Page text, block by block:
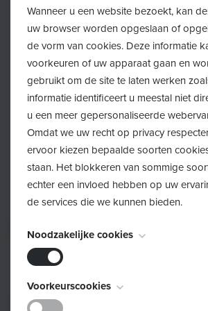
Drie handdoeken
Luier(s)
Een neutrale babyolie, bv.
We vragen om een kwartiertje
Inschrijven
Schrijf je hier in!
Wanneer u een website bezoekt, kan
uw browser worden opgeslaan of
de vorm van cookies. Deze informatie
voorkeuren of uw apparaat gaan en
gebruikt om de site te laten werken
informatie identificeert u meestal niet
u een meer gepersonaliseerde
Omdat we uw recht op privacy
ervoor kiezen bepaalde soorten
staan. Het blokkeren van sommige
echter een invloed hebben op uw
de services die we kunnen bieden.
Noodzakelijke cookies
Deze cookies zijn noodzakelijk voor het
de website en kunnen niet worden
Voorkeurscookies